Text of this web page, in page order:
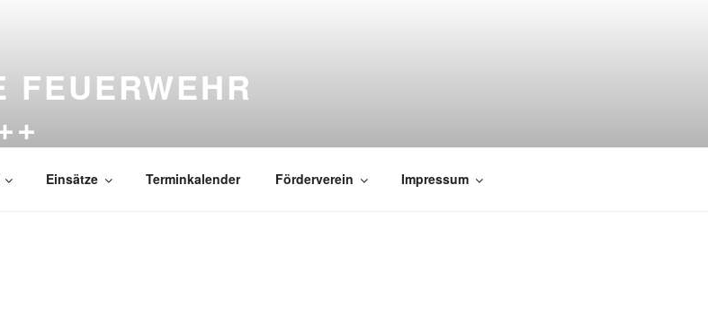
Einsätze Terminkalender Förderverein Impressum